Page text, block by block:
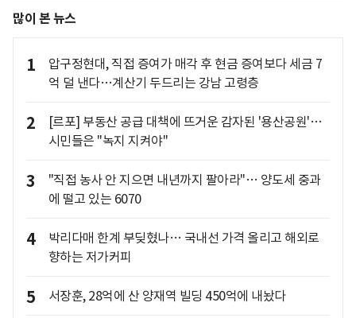
많이 본 뉴스
1
압구정현대, 직접 증여가 매각 후 현금 증여보다 세금 7
억 덜 낸다…계산기 두드리는 강남 고령층
2
[르포] 부동산 공급 대책에 뜨거운 감자된 '용산공원'…
시민들은 "녹지 지켜야"
3
"직접 농사 안 지으면 내년까지 팔아라"… 양도세 중과
에 떨고 있는 6070
4
박리다매 한계 부딪혔나… 국내선 가격 올리고 해외로
향하는 저가커피
5 서장훈, 28억에 산 양재역 빌딩 450억에 내놨다